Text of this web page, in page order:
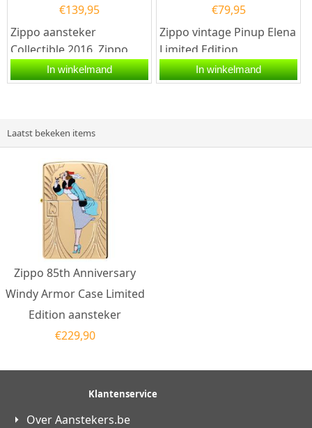
€139,95
Zippo aansteker
Collectible 2016. Zippo
aansteker met een
hoogglans armor case
In winkelmand
€79,95
Zippo vintage Pinup Elena
Limited Edition
aansteker.De Zippo
vintage Pinup Elena
In winkelmand
Laatst bekeken items
Zippo 85th Anniversary
Windy Armor Case Limited
Edition aansteker
€229,90
Klantenservice
Over Aanstekers.be